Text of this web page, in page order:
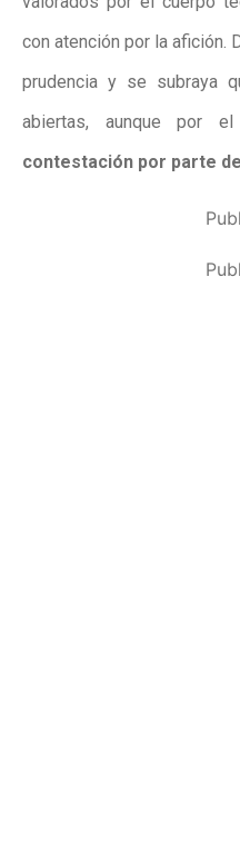
con atención por la afición.
prudencia y se subraya
abiertas, aunque por
contestación por parte